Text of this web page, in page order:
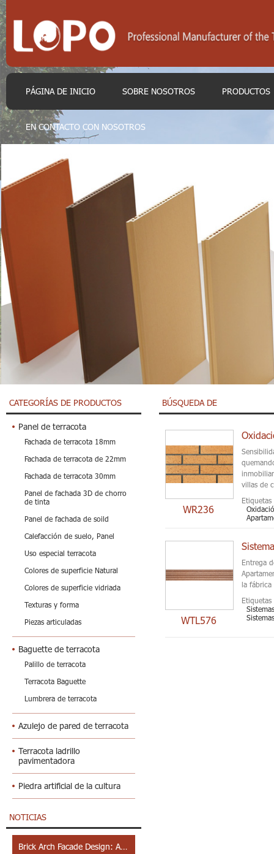
PÁGINA DE INICIO SOBRE NOSOTROS PRODUCTOS
EN CONTACTO CON NOSOTROS
CATEGORÍAS DE PRODUCTOS
Panel de terracota
Fachada de terracota 18mm
Fachada de terracota de 22mm
Fachada de terracota 30mm
Panel de fachada 3D de chorro
de tinta
Panel de fachada de soild
Calefacción de suelo, Panel
Uso especial terracota
Colores de superficie Natural
Colores de superficie vidriada
Texturas y forma
Piezas articuladas
Baguette de terracota
Palillo de terracota
Terracota Baguette
Lumbrera de terracota
Azulejo de pared de terracota
Terracota ladrillo
pavimentadora
Piedra artificial de la cultura
NOTICIAS
Brick Arch Facade Design: A Closer Look at Yiwu Place
BÚSQUEDA DE
WR236
villas de
WTL576
Entrega
la